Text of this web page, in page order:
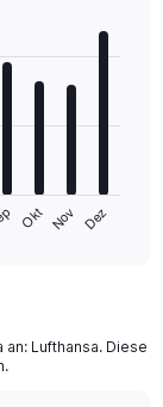
Okt Nov Dez
Lufthansa. Diese